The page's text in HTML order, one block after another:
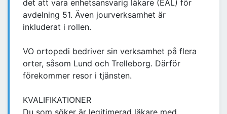
det att vara enhetsansvarig läkare (EAL) för
avdelning 51. Även jourverksamhet är
inkluderat i rollen.
VO ortopedi bedriver sin verksamhet på flera
orter, såsom Lund och Trelleborg. Därför
förekommer resor i tjänsten.
KVALIFIKATIONER